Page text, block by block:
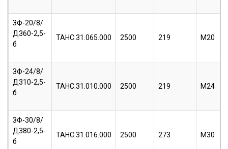
ЗФ-20/8/
Д360-2,5-
б
ТАНС.31.065.000 2500 219 М20
ЗФ-24/8/
Д310-2,5-
б
ТАНС.31.010.000 2500 219 М24
ЗФ-30/8/
Д380-2,5-
б
ТАНС.31.016.000 2500 273 М30